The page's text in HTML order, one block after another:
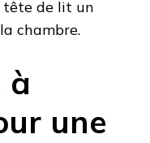
tête de lit un
chambre.
à
une